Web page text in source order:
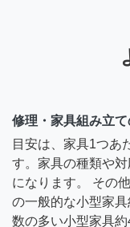
修理・家具組み立
目安は、家具1つあ
す。家具の種類や
になります。 その
の一般的な小型家
数の多い小型家具